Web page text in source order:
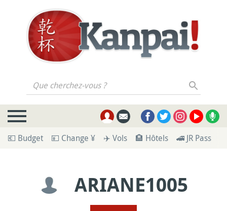
Que cherchez-vous ?
💶 Budget 💴 Change ¥ ✈️ Vols 🏨 Hôtels 🚄 JR Pass
ARIANE1005